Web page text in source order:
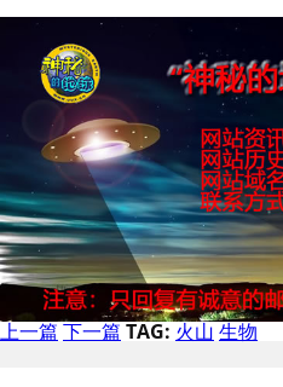
上一篇 下一篇 TAG: 火山 生物